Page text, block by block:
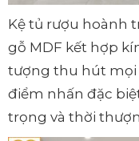
Kệ tủ rượu hoành
gỗ MDF kết hợp
tượng thu hút mọi
điểm nhấn đặc
trọng và thời